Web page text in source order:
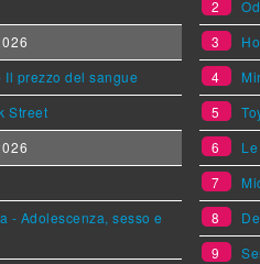
Il prezzo del sangue
Street
- Adolescenza, sesso e
2
3
4
5
6
7
8
9